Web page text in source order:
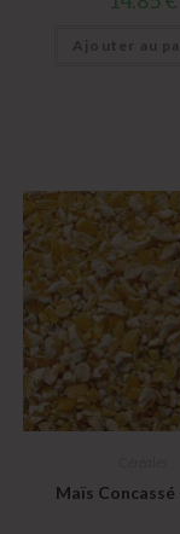
Ajouter au
Maïs Concassé